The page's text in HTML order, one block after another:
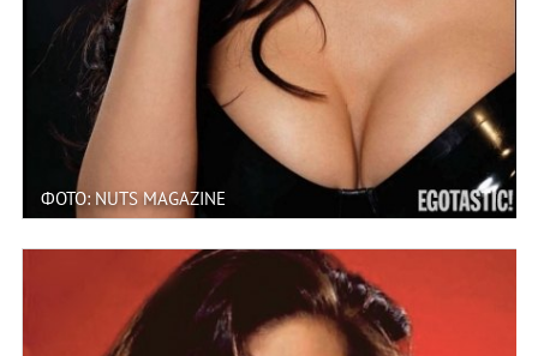
ФОТО: NUTS MAGAZINE